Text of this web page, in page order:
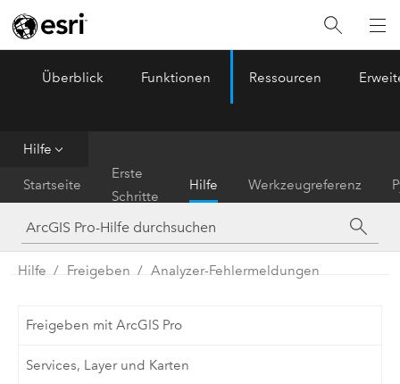
ArcGIS Pro
Überblick Funktionen Ressourcen
Hilfe
Startseite
Erste
Schritte
Hilfe Werkzeugreferenz
Hilfe Freigeben Analyzer-Fehlermeldungen
Freigeben mit ArcGIS Pro
Services, Layer und Karten